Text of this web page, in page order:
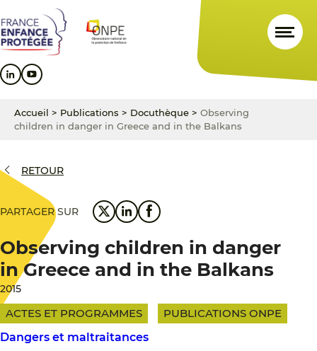
au
contenu
principal
au
menu
principal
au
pied
de
Accueil > Publications > Docuthèque > Observing
children in danger in Greece and in the Balkans
RETOUR
PARTAGER SUR
Observing children in danger
in Greece and in the Balkans
2015
ACTES ET PROGRAMMES
PUBLICATIONS ONPE
Dangers et maltraitances